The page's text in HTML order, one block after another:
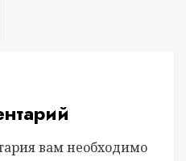
вам необходимо